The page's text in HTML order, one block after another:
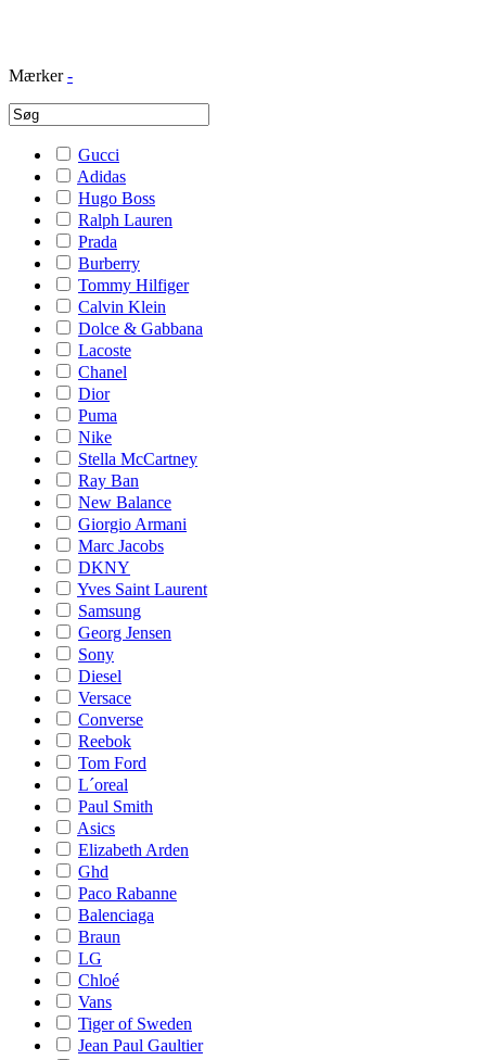
Mærker -
Gucci
Adidas
Hugo Boss
Ralph Lauren
Prada
Burberry
Tommy Hilfiger
Calvin Klein
Dolce & Gabbana
Lacoste
Chanel
Dior
Puma
Nike
Stella McCartney
Ray Ban
New Balance
Giorgio Armani
Marc Jacobs
DKNY
Yves Saint Laurent
Samsung
Georg Jensen
Sony
Diesel
Versace
Converse
Reebok
Tom Ford
L´oreal
Paul Smith
Asics
Elizabeth Arden
Ghd
Paco Rabanne
Balenciaga
Braun
LG
Chloé
Vans
Tiger of Sweden
Jean Paul Gaultier